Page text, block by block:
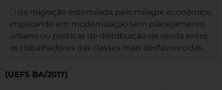
da migração estimulada pelo milagre econômico,
implicando em modernização sem planejamento
urbano ou políticas de distribuição de renda entre
os trabalhadores das classes mais desfavorecidas.
(UEFS BA/2017)